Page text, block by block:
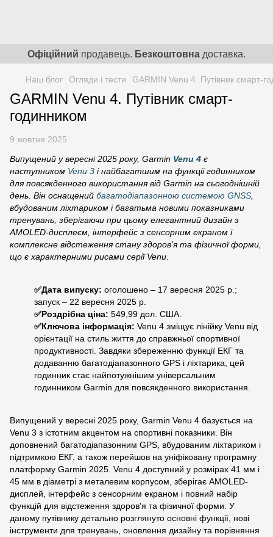
Офіційний продавець. Безкоштовна доставка.
Наш блог Огляди і тести GARMIN Venu 4. Путівник смарт-
GARMIN Venu 4. Путівник смарт-
годинником
9 жовтня 2025
Випущений у вересні 2025 року, Garmin Venu 4 є
наступником Venu 3 і найбагатшим на функції годинником
для повсякденного використання від Garmin на сьогоднішній
день. Він оснащений багатодіапазонною системою GNSS
вбудованим ліхтариком і багатьма новими показниками
тренувань, зберігаючи при цьому елегантний дизайн з
AMOLED-дисплеєм, інтерфейс з сенсорним екраном і
комплексне відстеження стану здоров'я та фізичної форми,
що є характерними рисами серії Venu.
✅Дата випуску: оголошено – 17 вересня 2025 р.;
запуск – 22 вересня 2025 р.
✅Роздрібна ціна: 549,99 дол. США.
✅Ключова інформація: Venu 4 зміщує лінійку Venu від
орієнтації на стиль життя до справжньої спортивної
продуктивності. Завдяки збереженню функції ЕКГ та
додаванню багатодіапазонного GPS і ліхтарика, цей
годинник стає найпотужнішим універсальним
годинником Garmin для повсякденного використання.
Випущений у вересні 2025 року, Garmin Venu 4 базується на
Venu 3 з істотним акцентом на спортивні показники. Він
доповнений багатодіапазонним GPS, вбудованим ліхтариком і
підтримкою ЕКГ, а також перейшов на уніфіковану програмну
платформу Garmin 2025. Venu 4 доступний у розмірах 41 мм і
45 мм в діаметрі з металевим корпусом, зберігає AMOLED-
дисплей, інтерфейс з сенсорним екраном і повний набір
функцій для відстеження здоров'я та фізичної форми. У
даному путівнику детально розглянуто основні функції, нові
інструменти для тренувань, оновлення дизайну та порівняння